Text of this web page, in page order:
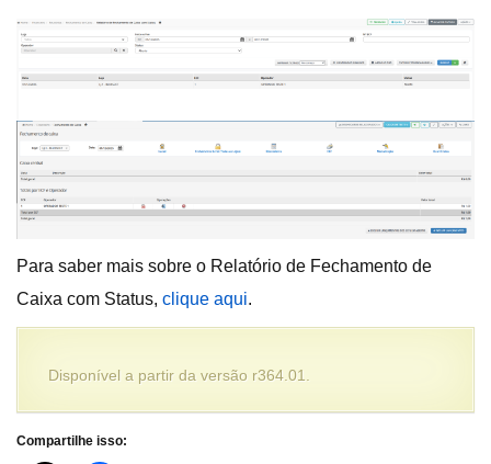
Para saber mais sobre o Relatório de Fechamento de
Caixa com Status, clique aqui.
Disponível a partir da versão r364.01.
Compartilhe isso: